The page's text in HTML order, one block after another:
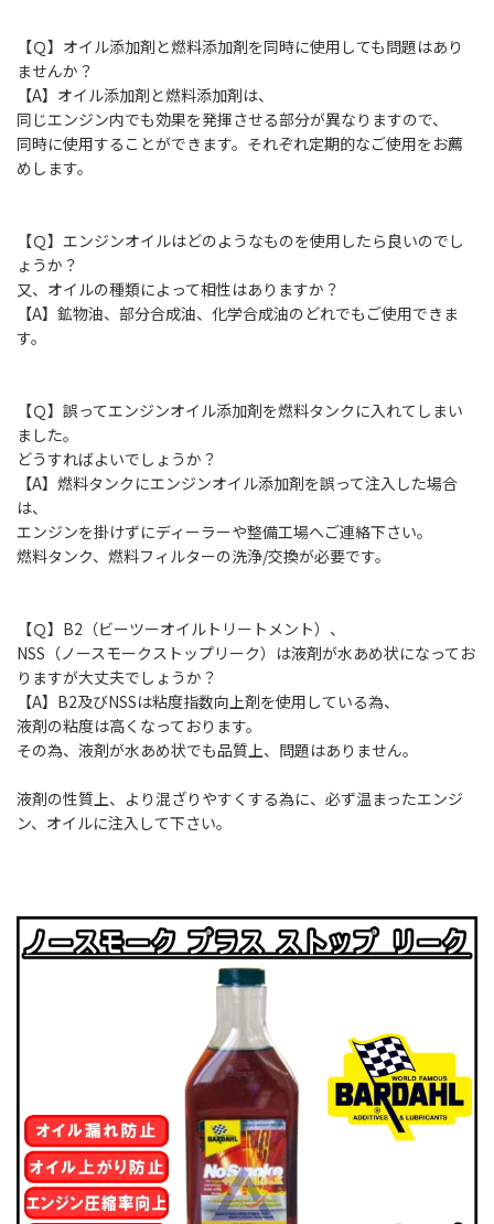
【Ｑ】オイル添加剤と燃料添加剤を同時に使用しても問題はあり
ませんか？
【A】オイル添加剤と燃料添加剤は、
同じエンジン内でも効果を発揮させる部分が異なりますので、
同時に使用することができます。それぞれ定期的なご使用をお薦
めします。
【Ｑ】エンジンオイルはどのようなものを使用したら良いのでし
ょうか？
又、オイルの種類によって相性はありますか？
【A】鉱物油、部分合成油、化学合成油のどれでもご使用できま
す。
【Ｑ】誤ってエンジンオイル添加剤を燃料タンクに入れてしまい
ました。
どうすればよいでしょうか？
【A】燃料タンクにエンジンオイル添加剤を誤って注入した場合
は、
エンジンを掛けずにディーラーや整備工場へご連絡下さい。
燃料タンク、燃料フィルターの洗浄/交換が必要です。
【Ｑ】B2（ビーツーオイルトリートメント）、
NSS（ノースモークストップリーク）は液剤が水あめ状になってお
りますが大丈夫でしょうか？
【A】B2及びNSSは粘度指数向上剤を使用している為、
液剤の粘度は高くなっております。
その為、液剤が水あめ状でも品質上、問題はありません。
液剤の性質上、より混ざりやすくする為に、必ず温まったエンジ
ン、オイルに注入して下さい。